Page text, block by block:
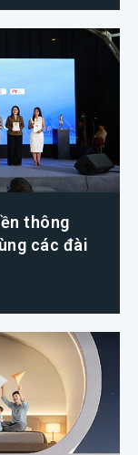
thông
các đài